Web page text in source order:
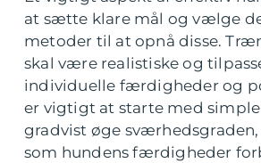
at sætte klare mål og vælge
metoder til at opnå disse.
skal være realistiske og
individuelle færdigheder og
er vigtigt at starte med simple
gradvist øge
som hundens færdigheder